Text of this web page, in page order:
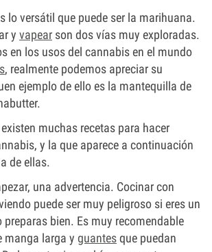
lo versátil que puede ser la marihuana.
y vapear son dos vías muy exploradas.
en los usos del cannabis en el mundo
, realmente podemos apreciar su
ejemplo de ello es la mantequilla de
muchas recetas para hacer
y la que aparece a continuación
de ellas.
una advertencia. Cocinar con
puede ser muy peligroso si eres un
preparas bien. Es muy recomendable
manga larga y guantesque puedan